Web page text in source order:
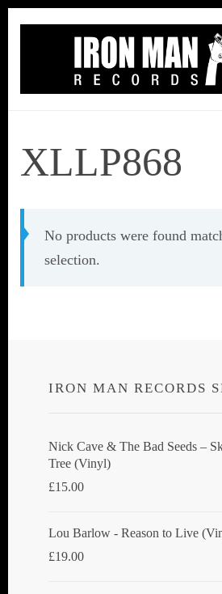
XLLP868
No products were found
selection.
IRON MAN RECORDS
Nick Cave & The Bad Seeds ‎–
Tree (Vinyl)
£15.00
Lou Barlow - Reason to Live
£19.00